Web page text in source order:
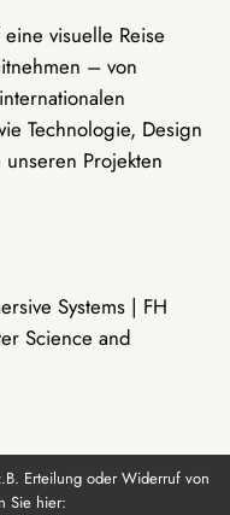
visuelle Reise
– von
Technologie, Design
Projekten
Systems | FH
Science and
Erteilung oder Widerruf von
Sie hier: